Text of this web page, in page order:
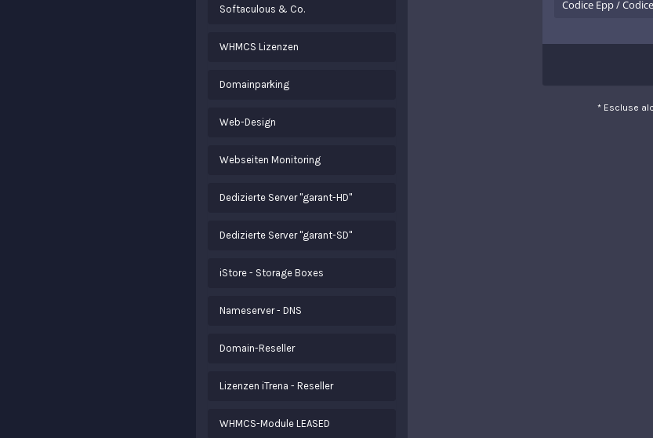
Softaculous & Co.
WHMCS Lizenzen
Domainparking
Web-Design
Webseiten Monitoring
Dedizierte Server "garant-HD"
Dedizierte Server "garant-SD"
iStore - Storage Boxes
Nameserver - DNS
Domain-Reseller
Lizenzen iTrena - Reseller
WHMCS-Module LEASED
* Escluse